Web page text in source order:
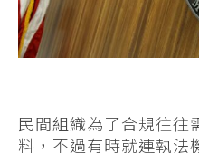
民間組織為了合規往往
料，不過有時就連執法